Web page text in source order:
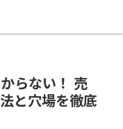
らない！ 売
と穴場を徹底